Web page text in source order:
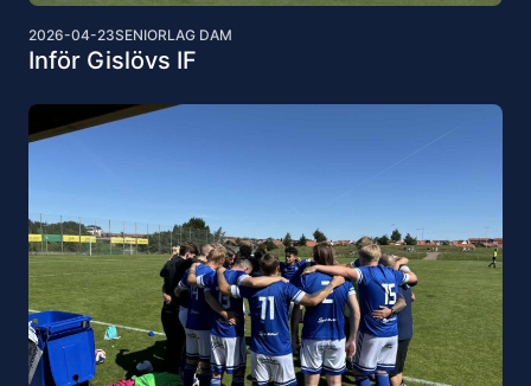
2026-04-23SENIORLAG DAM
Inför Gislövs IF